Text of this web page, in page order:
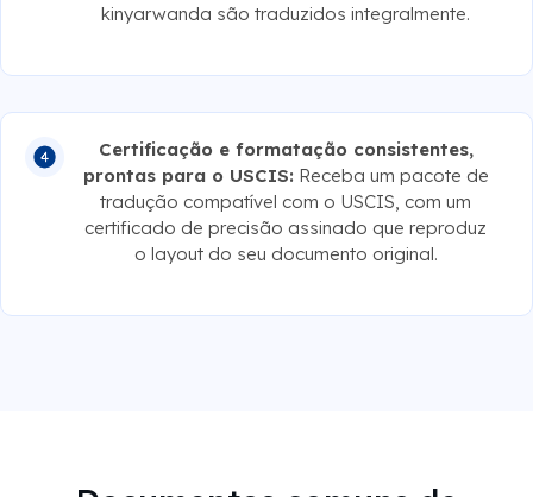
kinyarwanda são traduzidos integralmente.
Certificação e formatação consistentes,
prontas para o USCIS: Receba um pacote de
tradução compatível com o USCIS, com um
certificado de precisão assinado que reproduz
o layout do seu documento original.